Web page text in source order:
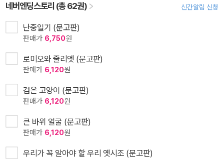
네버엔딩스토리 (총 62권) 신간알림 신청
난중일기 (문고판)
판매가 6,750원
로미오와 줄리엣 (문고판)
판매가 6,120원
검은 고양이 (문고판)
판매가 6,120원
큰 바위 얼굴 (문고판)
판매가 6,120원
우리가 꼭 알아야 할 우리 옛시조 (문고판)